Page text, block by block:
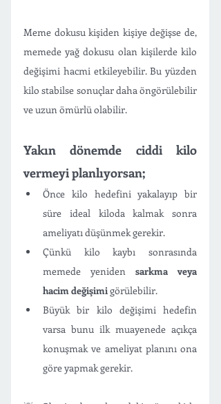
Meme dokusu kişiden kişiye değişse de,
memede yağ dokusu olan kişilerde kilo
değişimi hacmi etkileyebilir. Bu yüzden
kilo stabilse sonuçlar daha öngörülebilir
ve uzun ömürlü olabilir.
Yakın dönemde ciddi kilo
vermeyi planlıyorsan;
Önce kilo hedefini yakalayıp bir
süre ideal kiloda kalmak sonra
ameliyatı düşünmek gerekir.
Çünkü kilo kaybı sonrasında
memede yeniden sarkma veya
hacim değişimi görülebilir.
Büyük bir kilo değişimi hedefin
varsa bunu ilk muayenede açıkça
konuşmak ve ameliyat planını ona
göre yapmak gerekir.